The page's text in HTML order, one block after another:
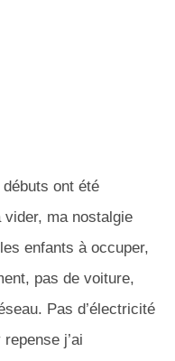
ont été
ma nostalgie
enfants à occuper,
pas de voiture,
Pas d’électricité
j’ai